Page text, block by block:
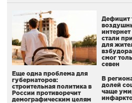
Еще одна проблема для
губернаторов:
строительная политика в
России противоречит
демографическим целям
Дефицит
стали
для
смог
севен
В
долей
чаще